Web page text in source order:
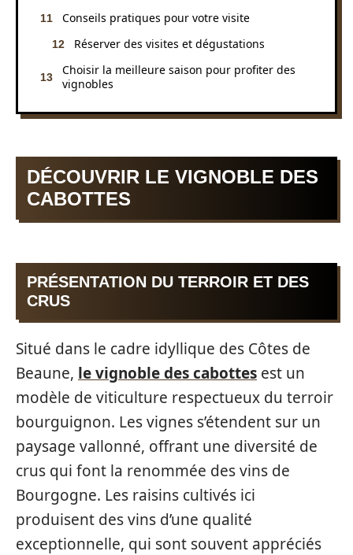
Conseils pratiques pour votre visite
Réserver des visites et dégustations
Choisir la meilleure saison pour profiter des
vignobles
DÉCOUVRIR LE VIGNOBLE DES
CABOTTES
PRÉSENTATION DU TERROIR ET DES
CRUS
Situé dans le cadre idyllique des Côtes de
Beaune, le vignoble des cabottes est un
modèle de viticulture respectueux du terroir
bourguignon. Les vignes s’étendent sur un
paysage vallonné, offrant une diversité de
crus qui font la renommée des vins de
Bourgogne. Les raisins cultivés ici
produisent des vins d’une qualité
exceptionnelle, qui sont souvent appréciés